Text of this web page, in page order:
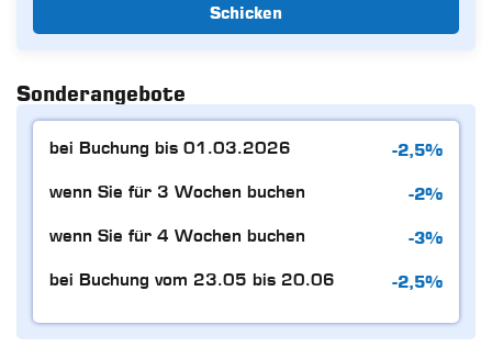
Schicken
Sonderangebote
bei Buchung bis 01.03.2026 -2,5%
wenn Sie für 3 Wochen buchen -2%
wenn Sie für 4 Wochen buchen -3%
bei Buchung vom 23.05 bis 20.06 -2,5%